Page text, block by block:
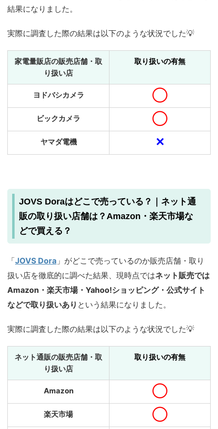
結果になりました。
実際に調査した際の結果は以下のような状況でした💡
家電量販店の販売店舗・取
り扱い店
取り扱いの有無
ヨドバシカメラ ◯
ビックカメラ ◯
ヤマダ電機 ✕
JOVS Doraはどこで売っている？｜ネット通
販の取り扱い店舗は？Amazon・楽天市場な
どで買える？
「JOVS Dora 」がどこで売っているのか販売店舗・取り
扱い店を徹底的に調べた結果、現時点ではネット販売では
Amazon・楽天市場・Yahoo!ショッピング・公式サイト
などで取り扱いあり という結果になりました。
実際に調査した際の結果は以下のような状況でした💡
ネット通販の販売店舗・取
り扱い店
取り扱いの有無
Amazon ◯
楽天市場 ◯